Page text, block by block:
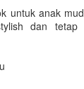
untuk anak
dan tetap